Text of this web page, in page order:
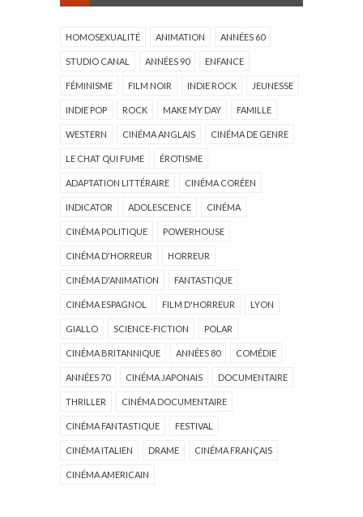
HOMOSEXUALITÉ ANIMATION ANNÉES 60
STUDIO CANAL ANNÉES 90 ENFANCE
FÉMINISME FILM NOIR INDIE ROCK JEUNESSE
INDIE POP ROCK MAKE MY DAY FAMILLE
WESTERN CINÉMA ANGLAIS CINÉMA DE GENRE
LE CHAT QUI FUME ÉROTISME
ADAPTATION LITTÉRAIRE CINÉMA CORÉEN
INDICATOR ADOLESCENCE CINÉMA
CINÉMA POLITIQUE POWERHOUSE
CINÉMA D'HORREUR HORREUR
CINÉMA D'ANIMATION FANTASTIQUE
CINÉMA ESPAGNOL FILM D'HORREUR LYON
GIALLO SCIENCE-FICTION POLAR
CINÉMA BRITANNIQUE ANNÉES 80 COMÉDIE
ANNÉES 70 CINÉMA JAPONAIS DOCUMENTAIRE
THRILLER CINÉMA DOCUMENTAIRE
CINÉMA FANTASTIQUE FESTIVAL
CINÉMA ITALIEN DRAME CINÉMA FRANÇAIS
CINÉMA AMERICAIN